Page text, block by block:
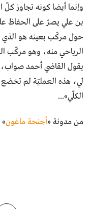
وإنما أيضا كونه تجاوز
بن علي يصرّ على الحفاظ
حول مركّب بعينه هو الذي
الرياحي منه، وهو مركّب
يقول القاضي أحمد صواب،
لي، هذه العمليّة لم تخضع
الكلّي»...
من مدونة «أجنحة ماغون»